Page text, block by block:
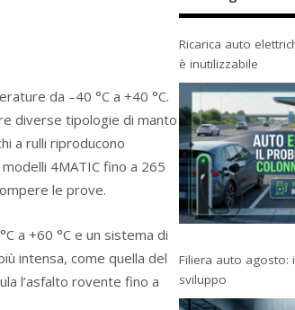
da –40 °C a +40 °C.
diverse tipologie di manto
a rulli riproducono
4MATIC fino a 265
le prove.
a +60 °C e un sistema di
intensa, come quella del
l’asfalto rovente fino a
Ricarica auto
è inutilizzabile
Filiera auto agosto:
sviluppo